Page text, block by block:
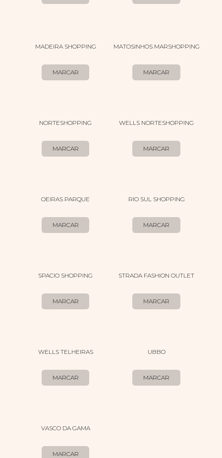
MADEIRA SHOPPING
MARCAR
MATOSINHOS MARSHOPPING
MARCAR
NORTESHOPPING
MARCAR
WELLS NORTESHOPPING
MARCAR
OEIRAS PARQUE
MARCAR
RIO SUL SHOPPING
MARCAR
SPACIO SHOPPING
MARCAR
STRADA FASHION OUTLET
MARCAR
WELLS TELHEIRAS
MARCAR
UBBO
MARCAR
VASCO DA GAMA
MARCAR